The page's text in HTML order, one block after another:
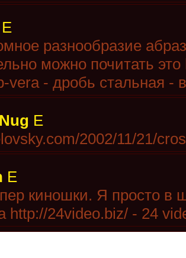
E
разнообразие
можно почитать
vera - дробь стальная -
E
2002/11/21/
E
киношки. Я просто в
http://24video.biz/ - 24